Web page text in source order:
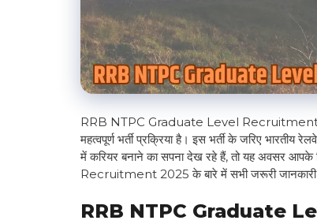
RRB NTPC Graduate Level Recruitment
महत्वपूर्ण भर्ती प्रक्रिया है। इस भर्ती के जरिए
में करियर बनाने का सपना देख रहे हैं, तो यह अवसर
Recruitment 2025 के बारे में सभी जरूरी जानकारी
RRB NTPC Graduate